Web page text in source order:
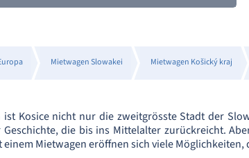
Mietwagen Slowakei Mietwagen Košický kraj
Kosice nicht nur die zweitgrösste Stadt der
die bis ins Mittelalter zurückreicht.
Mietwagen eröffnen sich viele Möglichkeiten,